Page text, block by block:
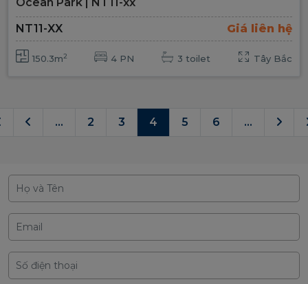
NT11-XX
Giá liên hệ
150.3m2 4 PN 3 toilet Tây Bắc
... 2 3 4 5 6 ...